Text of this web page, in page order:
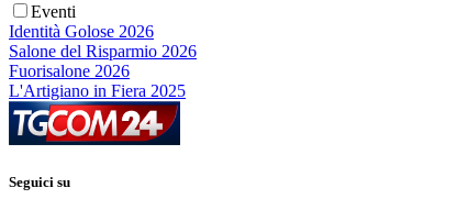
Eventi
Identità Golose 2026
Salone del Risparmio 2026
Fuorisalone 2026
L'Artigiano in Fiera 2025
Seguici su